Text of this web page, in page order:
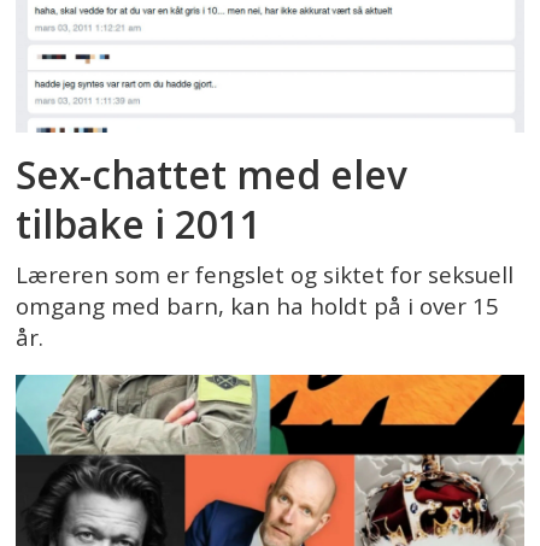
Sex-chattet med elev
tilbake i 2011
Læreren som er fengslet og siktet for seksuell
omgang med barn, kan ha holdt på i over 15
år.